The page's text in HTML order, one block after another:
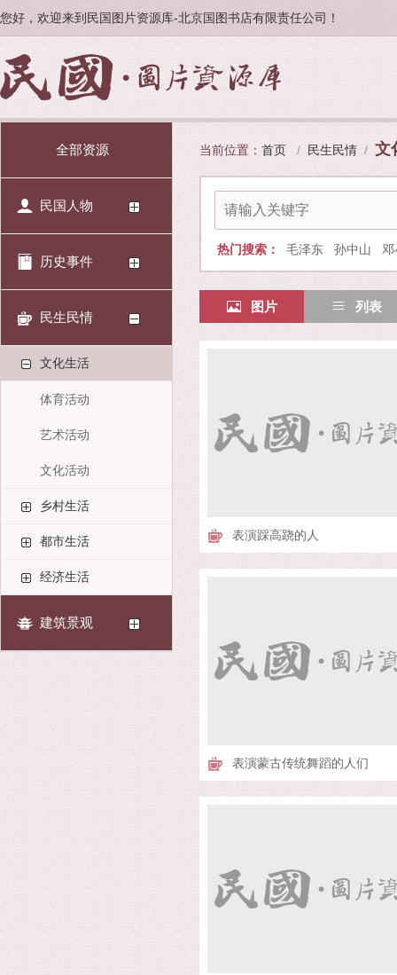
您好，欢迎来到民国图片资源库-北京国图书店有限责任公司！
全部资源
民国人物
历史事件
民生民情
文化生活
体育活动
艺术活动
文化活动
乡村生活
都市生活
经济生活
建筑景观
当前位置： 首页 / 民生民情 / 文
热门搜索： 毛泽东 孙中山
图片 列表
表演踩高跷的人
表演蒙古传统舞蹈的人们